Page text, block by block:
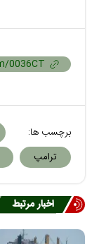
برچسب ها:
ترامپ
اخبار مرتبط